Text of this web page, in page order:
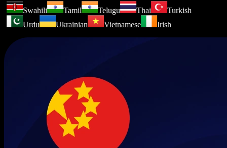
Swahili
Tamil Telugu Thai
Turkish
Urdu
Ukrainian Vietnamese Irish